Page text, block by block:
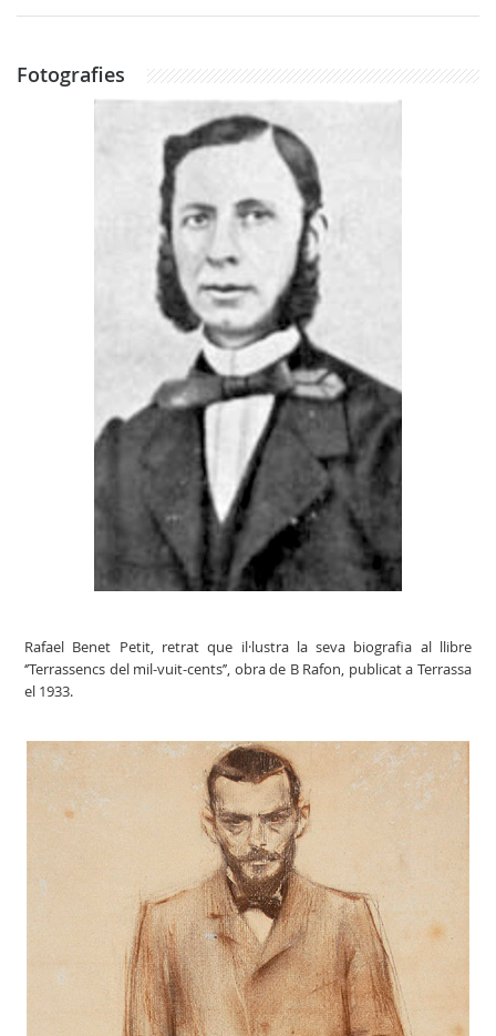
Fotografies
Rafael Benet Petit, retrat que il·lustra la seva biografia al llibre
‘’Terrassencs del mil-vuit-cents’’, obra de B Rafon, publicat a Terrassa
el 1933.